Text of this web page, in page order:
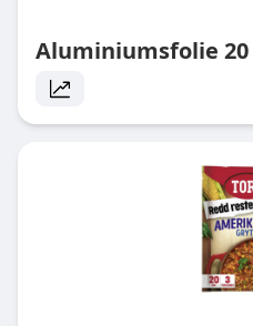
Aluminiumsfolie